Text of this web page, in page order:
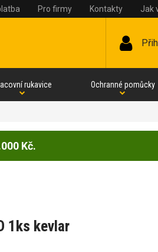
Pro firmy Kontakty Jak
rukavice Ochranné pomůcky
Kč.
1ks kevlar